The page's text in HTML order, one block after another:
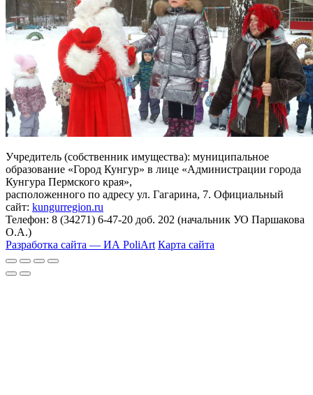
Учредитель (собственник имущества): муниципальное
образование «Город Кунгур» в лице «Администрации города
Кунгура Пермского края»,
расположенного по адресу ул. Гагарина, 7. Официальный
сайт: kungurregion.ru
Телефон: 8 (34271) 6-47-20 доб. 202 (начальник УО Паршакова
О.А.)
Разработка сайта — ИА PoliArt Карта сайта